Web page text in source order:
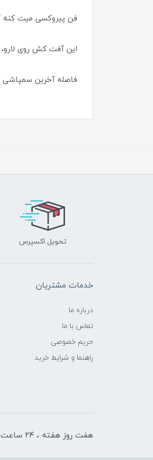
فن پیروکسی میت کنه
این آفت کش روی لارو،
فاصله آخرین سمپاشی تا
تحویل اکسپرس
خدمات مشتریان
درباره ما
تماس با ما
حریم خصوصی
راهنما و شرایط خرید
هفت روز هفته ، ۲۴ ساعت شبانه‌روز پاسخگوی شما هستیم